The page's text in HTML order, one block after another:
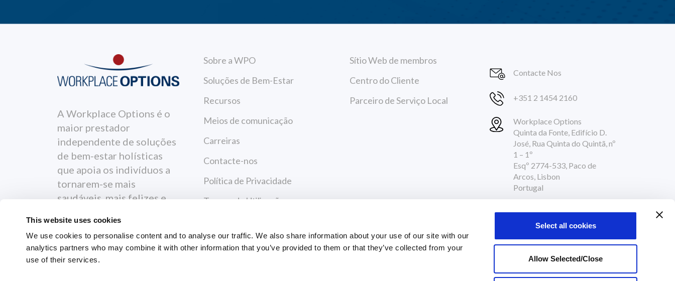
This website uses cookies
We use cookies to personalise content and to analyse our traffic. We also share information about your use of our site with our
analytics partners who may combine it with other information that you’ve provided to them or that they’ve collected from your
use of their services.
Select all cookies
Allow Selected/Close
A Workplace Options é o
maior prestador
independente de soluções
de bem-estar holísticas
que apoia os indivíduos a
tornarem-se mais
saudáveis, mais felizes e
Sobre a WPO
Soluções de Bem-Estar
Recursos
Meios de comunicação
Carreiras
Contacte-nos
Política de Privacidade
Termos de Utilização
Sítio Web de membros
Centro do Cliente
Parceiro de Serviço Local
Contacte Nos
+351 2 1454 2160
Workplace Options
Quinta da Fonte, Edifício D.
José, Rua Quinta do Quintã, nº
1 – 1º
Esqº 2774-533, Paco de
Arcos, Lisbon
Portugal
CENTRO DE